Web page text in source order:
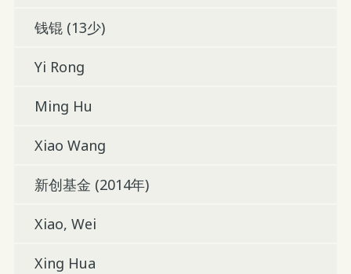
钱锟 (13少)
Yi Rong
Ming Hu
Xiao Wang
新创基金 (2014年)
Xiao, Wei
Xing Hua